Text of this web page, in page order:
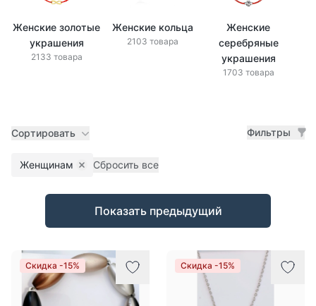
Женские золотые
украшения
2133 товара
Женские кольца
2103 товара
Женские
серебряные
украшения
1703 товара
Сортировать Фильтры
Женщинам Remove filter
Сбросить все
Товары
Показать предыдущий
Скидка -15% Скидка -15%